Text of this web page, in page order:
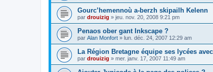
Gourc’hemennoù a-berzh skipailh Kelenn
par drouizig » jeu. nov. 20, 2008 9:21 pm
Penaos ober gant Inkscape ?
par Alan Monfort » lun. déc. 24, 2007 12:29 am
La Région Bretagne équipe ses lycées
par drouizig » mer. janv. 17, 2007 11:49 am